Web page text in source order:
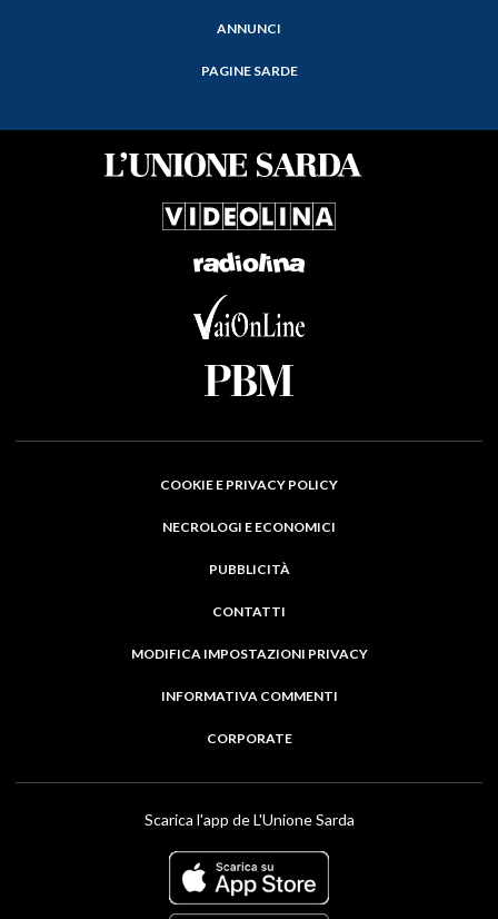
ANNUNCI
PAGINE SARDE
COOKIE E PRIVACY POLICY
NECROLOGI E ECONOMICI
PUBBLICITÀ
CONTATTI
MODIFICA IMPOSTAZIONI PRIVACY
INFORMATIVA COMMENTI
CORPORATE
Scarica l'app de L'Unione Sarda